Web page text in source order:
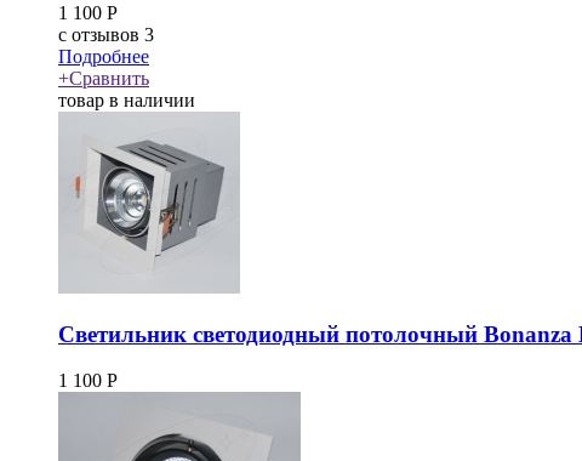
1 100 Р
c отзывов 3
Подробнее
+Сравнить
товар в наличии
Светильник светодиодный потолочный
1 100 Р